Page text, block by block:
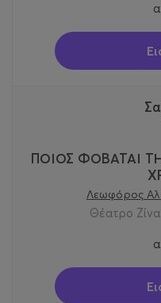
ΠΟΙΟΣ ΦΟΒΑΤΑΙ
Λεωφόρος
Θέατρο Ζίνα